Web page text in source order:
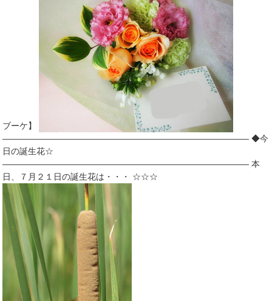
ブーケ】
――――――――――――――――――――――――――――― ◆今
日の誕生花☆
――――――――――――――――――――――――――――― 本
日、７月２１日の誕生花は・・・ ☆☆☆